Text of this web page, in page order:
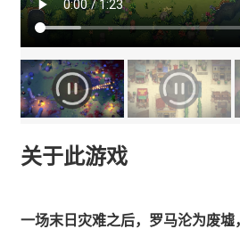
关于此游戏
一场末日灾难之后，罗马沦为废墟